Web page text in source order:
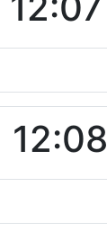
12:08